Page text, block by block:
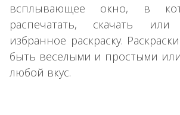
всплывающее окно, в
распечатать, скачать
избранное раскраску.
быть веселыми и простыми
любой вкус.